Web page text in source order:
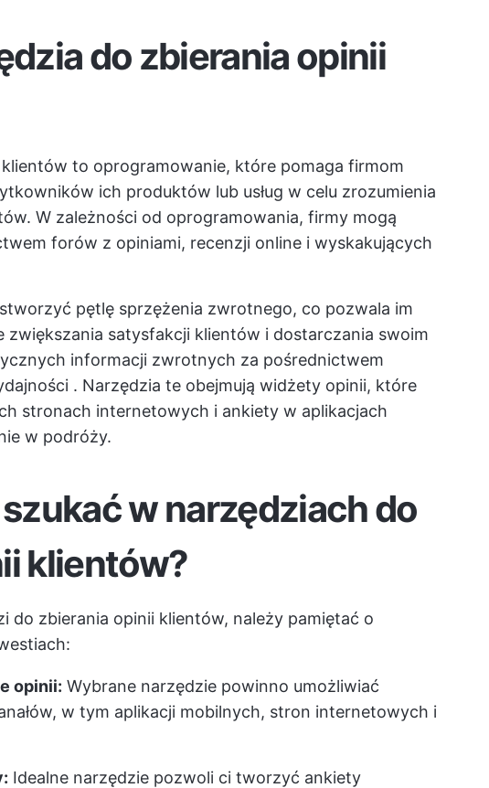
do zbierania opinii
to oprogramowanie, które pomaga firmom
ich produktów lub usług w celu zrozumienia
W zależności od oprogramowania, firmy mogą
forów z opiniami, recenzji online i wyskakujących
pętlę sprzężenia zwrotnego, co pozwala im
satysfakcji klientów i dostarczania swoim
informacji zwrotnych za pośrednictwem
. Narzędzia te obejmują widżety opinii, które
stronach internetowych i ankiety w aplikacjach
w podróży.
w narzędziach do
klientów?
do zbierania opinii klientów, należy pamiętać o
opinii: Wybrane narzędzie powinno umożliwiać
w tym aplikacji mobilnych, stron internetowych i
Idealne narzędzie pozwoli ci tworzyć ankiety